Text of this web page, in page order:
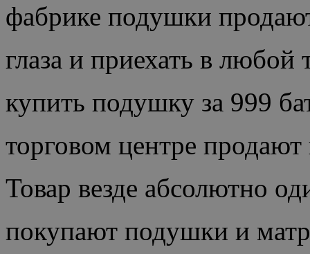
фабрике подушки
глаза и приехать в
купить подушку за 999
торговом центре
Товар везде абсолютно
покупают подушки и